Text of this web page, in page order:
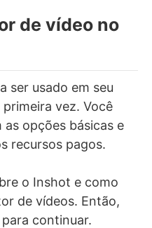
de vídeo no
ser usado em seu
vez. Você
opções básicas e
recursos pagos.
o Inshot e como
de vídeos. Então,
para continuar.